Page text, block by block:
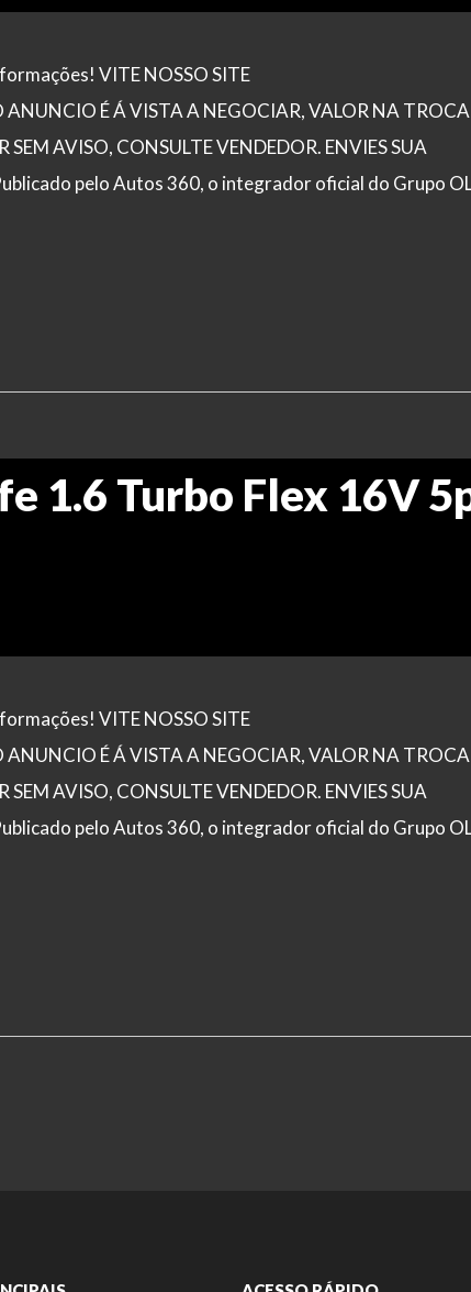
VITE NOSSO SITE
É Á VISTA A NEGOCIAR, VALOR NA TROCA
AVISO, CONSULTE VENDEDOR. ENVIES SUA
pelo Autos 360, o integrador oficial do Grupo
1.6 Turbo Flex 16V
VITE NOSSO SITE
É Á VISTA A NEGOCIAR, VALOR NA TROCA
AVISO, CONSULTE VENDEDOR. ENVIES SUA
pelo Autos 360, o integrador oficial do Grupo